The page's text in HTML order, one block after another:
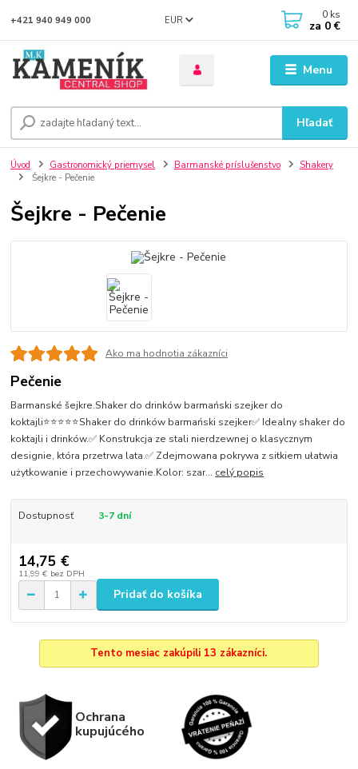
Menu
EUR
Hľadať
+421 940 949 000 0 ks
za 0 €
Úvod Gastronomický priemysel Barmanské príslušenstvo
Shakery
Šejkre - Pečenie
Šejkre - Pečenie
Ako ma hodnotia zákazníci
Pečenie
Barmanské šejkre.Shaker do drinków barmański szejker do
koktajli⭐⭐⭐⭐⭐Shaker do drinków barmański szejker✅ Idealny shaker do
koktajli i drinków.✅ Konstrukcja ze stali nierdzewnej o klasycznym
designie, która przetrwa lata.✅ Zdejmowana pokrywa z sitkiem ułatwia
użytkowanie i przechowywanie.Kolor: szar... celý popis
Dostupnosť 3-7 dní
14,75 €
11,99 € bez DPH
Pridať do košíka
Tento mesiac zakúpili 13 zákazníci.
Ochrana
kupujúcého